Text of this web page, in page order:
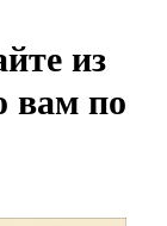
из
вам по